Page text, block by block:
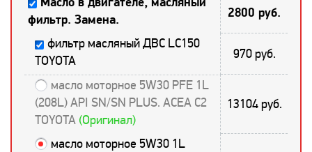
фильтр. Замена.
2800 руб.
фильтр масляный ДВС LC150
TOYOTA
970 руб.
масло моторное 5W30 PFE 1L
(208L) API SN/SN PLUS. ACEA C2
TOYOTA (Оригинал)
13104 руб.
масло моторное 5W30 1L